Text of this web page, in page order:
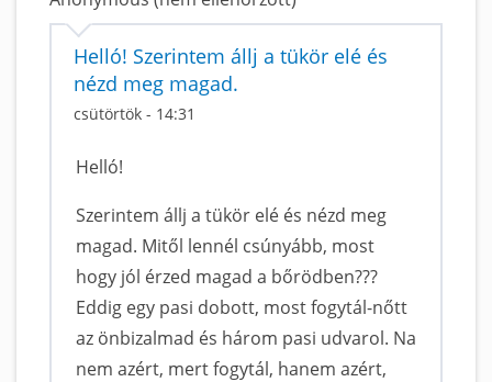
Helló! Szerintem állj a tükör elé és
nézd meg magad.
csütörtök - 14:31
Helló!
Szerintem állj a tükör elé és nézd meg
magad. Mitől lennél csúnyább, most
hogy jól érzed magad a bőrödben???
Eddig egy pasi dobott, most fogytál-nőtt
az önbizalmad és három pasi udvarol. Na
nem azért, mert fogytál, hanem azért,